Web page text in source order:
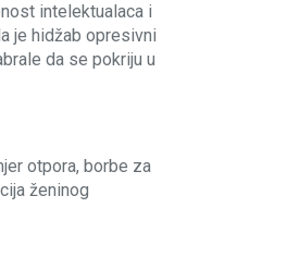
intelektualaca i
je hidžab opresivni
da se pokriju u
otpora, borbe za
ženinog